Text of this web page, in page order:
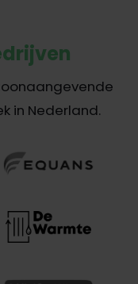
in Nederland.